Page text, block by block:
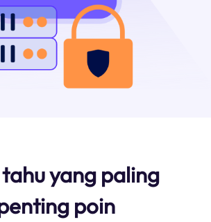
yang paling
poin